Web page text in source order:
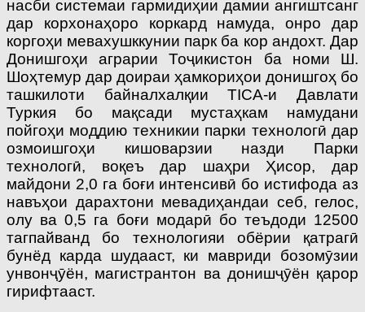
насби системаи гармидиҳии дамии ангиштсанг
дар корхонаҳоро коркард намуда, онро дар
коргоҳи мевахушккунии парк ба кор андохт. Дар
Донишгоҳи аграрии Тоҷикистон ба номи Ш.
Шоҳтемур дар доираи ҳамкориҳои донишгоҳ бо
ташкилоти байналхалқии ТICA-и Давлати
Туркия бо мақсади мустаҳкам намудани
пойгоҳи моддию техникии парки технологӣ дар
озмоишгоҳи кишоварзии назди Парки
технологӣ, воқеъ дар шаҳри Ҳисор, дар
майдони 2,0 га боғи интенсивӣ бо истифода аз
навъҳои дарахтони мевадиҳандаи себ, гелос,
олу ва 0,5 га боғи модарӣ бо теъдоди 12500
тагпайванд бо технологияи обёрии қатрагӣ
бунёд карда шудааст, ки мавриди бозомӯзии
унвонҷӯён, магис­трантон ва донишҷӯён қарор
гирифтааст.